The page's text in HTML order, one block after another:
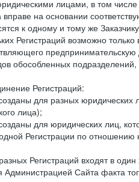
лицами, в том
на основании
к одному и тому же
Регистраций возможно
обособленных
Регистраций:
для разных
лица);
для юридических лиц,
Регистрации по отношению
Регистраций входят в
Сайта факта